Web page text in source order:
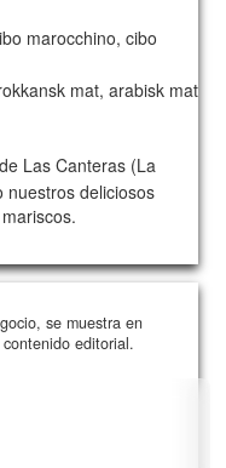
marocchino, cibo
mat, arabisk mat
Las Canteras (La
nuestros deliciosos
se muestra en
editorial.